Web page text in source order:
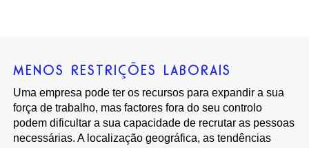
MENOS RESTRIÇÕES LABORAIS
Uma empresa pode ter os recursos para expandir a sua
força de trabalho, mas factores fora do seu controlo
podem dificultar a sua capacidade de recrutar as pessoas
necessárias. A localização geográfica, as tendências